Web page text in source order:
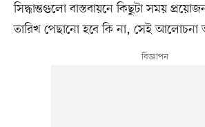
সিদ্ধান্তগুলো বাস্তবায়নে কিছুটা সময়
তারিখ পেছানো হবে কি না, সেই আলোচনা